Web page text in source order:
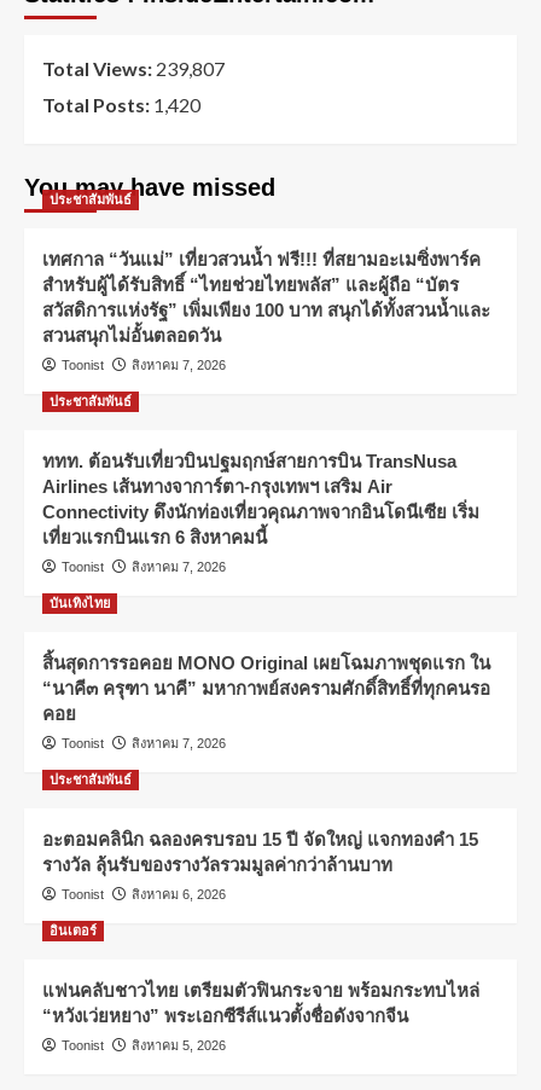
Total Views: 239,807
Total Posts: 1,420
You may have missed
ประชาสัมพันธ์
เทศกาล “วันแม่” เที่ยวสวนน้ำ ฟรี!!! ที่สยามอะเมซิ่งพาร์ค
สำหรับผู้ได้รับสิทธิ์ “ไทยช่วยไทยพลัส” และผู้ถือ “บัตร
สวัสดิการแห่งรัฐ” เพิ่มเพียง 100 บาท สนุกได้ทั้งสวนน้ำและ
สวนสนุกไม่อั้นตลอดวัน
Toonist สิงหาคม 7, 2026
ประชาสัมพันธ์
ททท. ต้อนรับเที่ยวบินปฐมฤกษ์สายการบิน TransNusa
Airlines เส้นทางจาการ์ตา-กรุงเทพฯ เสริม Air
Connectivity ดึงนักท่องเที่ยวคุณภาพจากอินโดนีเซีย เริ่ม
เที่ยวแรกบินแรก 6 สิงหาคมนี้
Toonist สิงหาคม 7, 2026
บันเทิงไทย
สิ้นสุดการรอคอย MONO Original เผยโฉมภาพชุดแรก ใน
“นาคี๓ ครุฑา นาคี” มหากาพย์สงครามศักดิ์สิทธิ์ที่ทุกคนรอ
คอย
Toonist สิงหาคม 7, 2026
ประชาสัมพันธ์
อะตอมคลินิก ฉลองครบรอบ 15 ปี จัดใหญ่ แจกทองคำ 15
รางวัล ลุ้นรับของรางวัลรวมมูลค่ากว่าล้านบาท
Toonist สิงหาคม 6, 2026
อินเตอร์
แฟนคลับชาวไทย เตรียมตัวฟินกระจาย พร้อมกระทบไหล่
“หวังเว่ยหยาง” พระเอกซีรีส์แนวตั้งชื่อดังจากจีน
Toonist สิงหาคม 5, 2026